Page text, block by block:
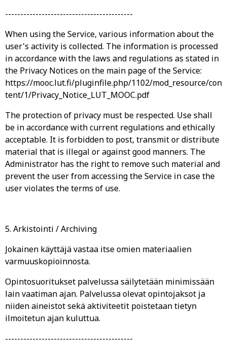
------------------------------------------
When using the Service, various information about the
user's activity is collected. The information is processed
in accordance with the laws and regulations as stated in
the Privacy Notices on the main page of the Service:
https://mooc.lut.fi/pluginfile.php/1102/mod_resource/con
tent/1/Privacy_Notice_LUT_MOOC.pdf
The protection of privacy must be respected. Use shall
be in accordance with current regulations and ethically
acceptable. It is forbidden to post, transmit or distribute
material that is illegal or against good manners. The
Administrator has the right to remove such material and
prevent the user from accessing the Service in case the
user violates the terms of use.
5. Arkistointi / Archiving
Jokainen käyttäjä vastaa itse omien materiaalien
varmuuskopioinnosta.
Opintosuoritukset palvelussa säilytetään minimissään
lain vaatiman ajan. Palvelussa olevat opintojaksot ja
niiden aineistot sekä aktiviteetit poistetaan tietyn
ilmoitetun ajan kuluttua.
------------------------------------------